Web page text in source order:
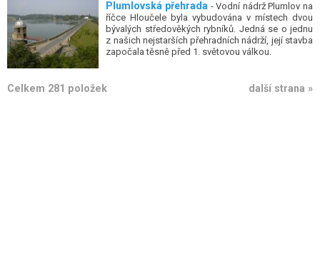
říčce Hloučele byla vybudována v místech dvou
bývalých středověkých rybníků. Jedná se o jednu
z našich nejstarších přehradních nádrží, její stavba
započala těsně před 1. světovou válkou.
Celkem 281 položek další strana »